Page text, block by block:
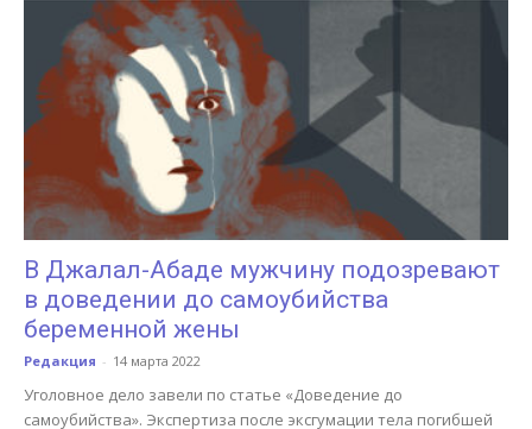
В Джалал-Абаде мужчину подозревают
в доведении до самоубийства
беременной жены
Редакция - 14 марта 2022
Уголовное дело завели по статье «Доведение до
самоубийства». Экспертиза после эксгумации тела погибшей